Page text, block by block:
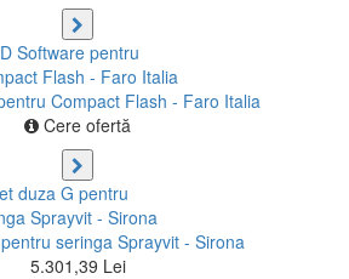
Compact Flash - Faro Italia
Cere ofertă
seringa Sprayvit - Sirona
5.301,39 Lei